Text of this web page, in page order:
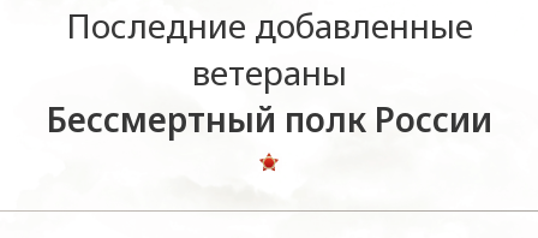
Последние добавленные
ветераны
Бессмертный полк России